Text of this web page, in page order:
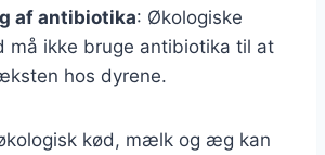
af antibiotika: Økologiske
må ikke bruge antibiotika til at
hos dyrene.
kød, mælk og æg kan